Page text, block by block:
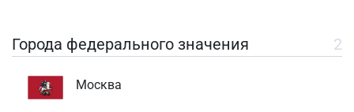
Города федерального значения 2
Москва